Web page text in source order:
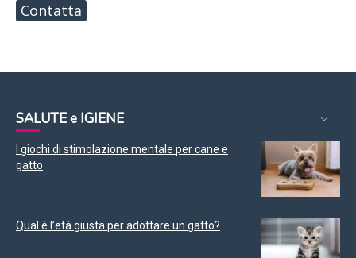
Contatta
SALUTE e IGIENE
I giochi di stimolazione mentale per cane e
gatto
Qual è l’età giusta per adottare un gatto?